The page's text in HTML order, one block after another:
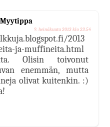
9. heinäkuuta 2013 klo 23.54
2013
ja-muffineita.html
Olisin toivonut
enemmän, mutta
olivat kuitenkin. :)